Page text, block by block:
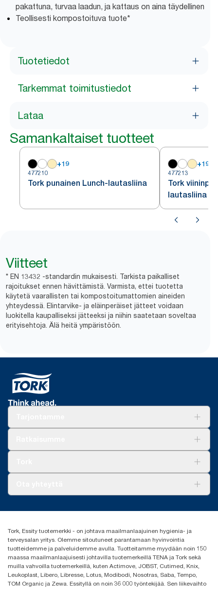
pakattuna, turvaa laadun, ja kattaus on aina täydellinen
Teollisesti kompostoituva tuote*
Tuotetiedot
Tarkemmat toimitustiedot
Lataa
Samankaltaiset tuotteet
+19
477210
Tork punainen Lunch-lautasliina
+19
477213
Tork
lautasliina
Viitteet
* EN 13432 -standardin mukaisesti. Tarkista paikalliset
rajoitukset ennen hävittämistä. Varmista, ettei tuotetta
käytetä vaarallisten tai kompostoitumattomien aineiden
yhteydessä. Elintarvike- ja eläinperäiset jätteet voidaan
luokitella kaupalliseksi jätteeksi ja niihin saatetaan soveltaa
erityisehtoja. Älä heitä ympäristöön.
(+358) 9 5068 8222
Oy Essity Finland Ab
Revontulenkuja 1
02100 Espoo
Tork, Essity tuotemerkki - on johtava maailmanlaajuinen hygienia- ja
terveysalan yritys. Olemme sitoutuneet parantamaan hyvinvointia
tuotteidemme ja palveluidemme avulla. Tuotteitamme myydään noin 150
maassa maailmanlaajuisesti johtavilla tuotemerkeillä TENA ja Tork sekä
muilla vahvoilla tuotemerkeillä, kuten Actimove, JOBST, Cutimed, Knix,
Leukoplast, Libero, Libresse, Lotus, Modibodi, Nosotras, Saba, Tempo,
TOM Organic ja Zewa. Essityllä on noin 36 000 työntekijää. Sen liikevaihto